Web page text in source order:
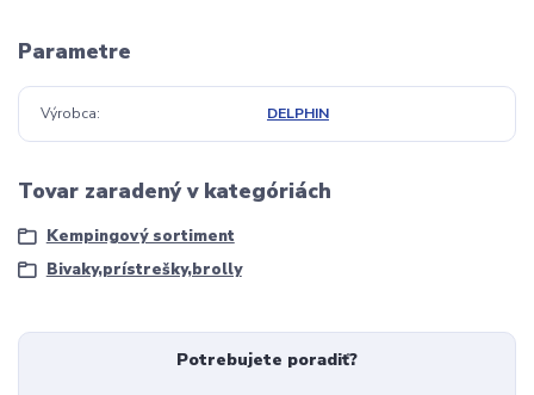
Parametre
Výrobca DELPHIN
Tovar zaradený v kategóriách
Kempingový sortiment
Bivaky,prístrešky,brolly
Potrebujete poradiť?